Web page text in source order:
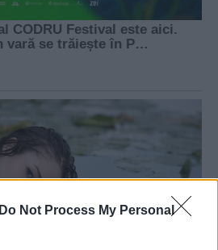
Do Not Process My Personal